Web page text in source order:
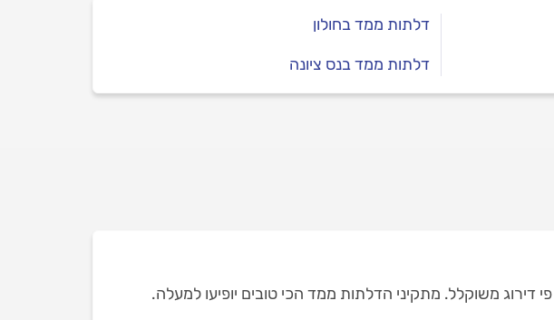
דלתות ממד בחולון
דלתות ממד בנס ציונה
דירוג משוקלל. מתקיני הדלתות ממד הכי טובים יופיעו למעלה.